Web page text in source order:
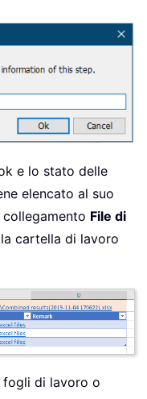
e lo stato delle
elencato al suo
File di
cartella di lavoro
fogli di lavoro o